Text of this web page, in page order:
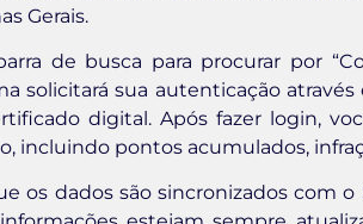
Gerais.
de busca para procurar por
solicitará sua autenticação
digital. Após fazer login,
incluindo pontos acumulados,
dados são sincronizados com o